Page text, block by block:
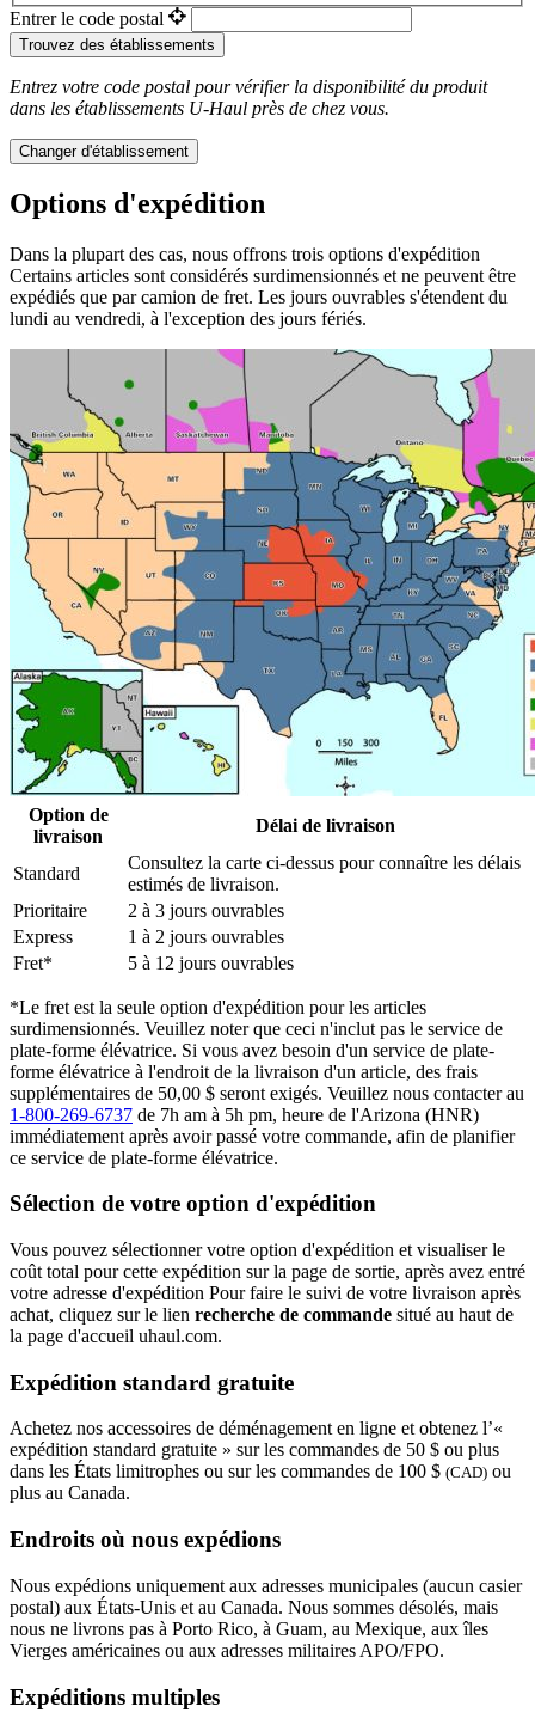
Entrer le code postal
Trouvez des établissements
Entrez votre code postal pour vérifier la disponibilité du produit
dans les établissements U-Haul près de chez vous.
Changer d'établissement
Options d'expédition
Dans la plupart des cas, nous offrons trois options d'expédition
Certains articles sont considérés surdimensionnés et ne peuvent être
expédiés que par camion de fret. Les jours ouvrables s'étendent du
lundi au vendredi, à l'exception des jours fériés.
Option de
livraison
Délai de livraison
Standard
Consultez la carte ci-dessus pour connaître les délais
estimés de livraison.
Prioritaire
2 à 3 jours ouvrables
Express
1 à 2 jours ouvrables
Fret*
5 à 12 jours ouvrables
*Le fret est la seule option d'expédition pour les articles
surdimensionnés. Veuillez noter que ceci n'inclut pas le service de
plate-forme élévatrice. Si vous avez besoin d'un service de plate-
forme élévatrice à l'endroit de la livraison d'un article, des frais
supplémentaires de 50,00 $ seront exigés. Veuillez nous contacter au
1-800-269-6737 de 7h am à 5h pm, heure de l'Arizona (HNR)
immédiatement après avoir passé votre commande, afin de planifier
ce service de plate-forme élévatrice.
Sélection de votre option d'expédition
Vous pouvez sélectionner votre option d'expédition et visualiser le
coût total pour cette expédition sur la page de sortie, après avez entré
votre adresse d'expédition Pour faire le suivi de votre livraison après
achat, cliquez sur le lien recherche de commande situé au haut de
la page d'accueil uhaul.com.
Expédition standard gratuite
Achetez nos accessoires de déménagement en ligne et obtenez l’«
expédition standard gratuite » sur les commandes de 50 $ ou plus
dans les États limitrophes ou sur les commandes de 100 $ (CAD) ou
plus au Canada.
Endroits où nous expédions
Nous expédions uniquement aux adresses municipales (aucun casier
postal) aux États-Unis et au Canada. Nous sommes désolés, mais
nous ne livrons pas à Porto Rico, à Guam, au Mexique, aux îles
Vierges américaines ou aux adresses militaires APO/FPO.
Expéditions multiples